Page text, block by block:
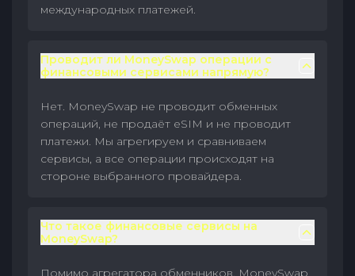
международных платежей.
Проводит ли MoneySwap операции с
финансовыми сервисами напрямую?
Нет. MoneySwap не проводит обменных
операций, не продаёт eSIM и не проводит
платежи. Мы агрегируем и сравниваем
сервисы, а все операции происходят на
стороне выбранного провайдера.
Что такое финансовые сервисы на
MoneySwap?
Помимо агрегатора обменников, MoneySwap